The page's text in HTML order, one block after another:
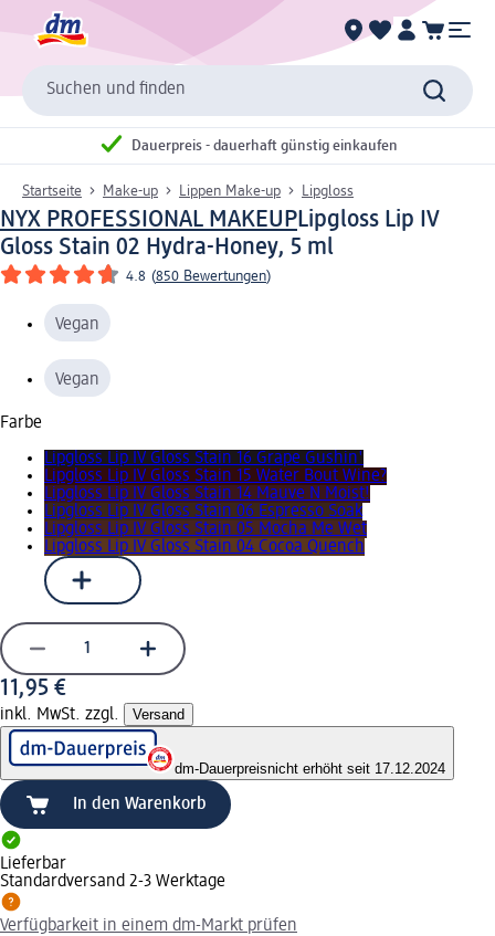
Suchen und finden
Dauerpreis - dauerhaft günstig einkaufen
Startseite Make-up Lippen Make-up Lipgloss
NYX PROFESSIONAL MAKEUPLipgloss Lip IV
Gloss Stain 02 Hydra-Honey, 5 ml
4.8 (850 Bewertungen)
Vegan
Vegan
Farbe
Lipgloss Lip IV Gloss Stain 16 Grape Gushin'
Lipgloss Lip IV Gloss Stain 15 Water Bout Wine?
Lipgloss Lip IV Gloss Stain 14 Mauve N Moist!
Lipgloss Lip IV Gloss Stain 06 Espresso Soak
Lipgloss Lip IV Gloss Stain 05 Mocha Me Wet
Lipgloss Lip IV Gloss Stain 04 Cocoa Quench
11,95 €
inkl. MwSt. zzgl. Versand
dm-Dauerpreisnicht erhöht seit 17.12.2024
In den Warenkorb
Lieferbar
Standardversand 2-3 Werktage
Verfügbarkeit in einem dm-Markt prüfen